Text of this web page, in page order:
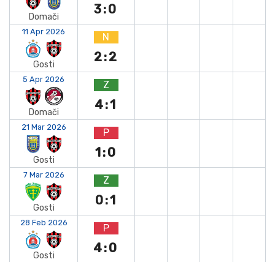
Domači
3:0
11 Apr 2026
Gosti
N
2:2
5 Apr 2026
Domači
Z
4:1
21 Mar 2026
Gosti
P
1:0
7 Mar 2026
Gosti
Z
0:1
28 Feb 2026
Gosti
P
4:0